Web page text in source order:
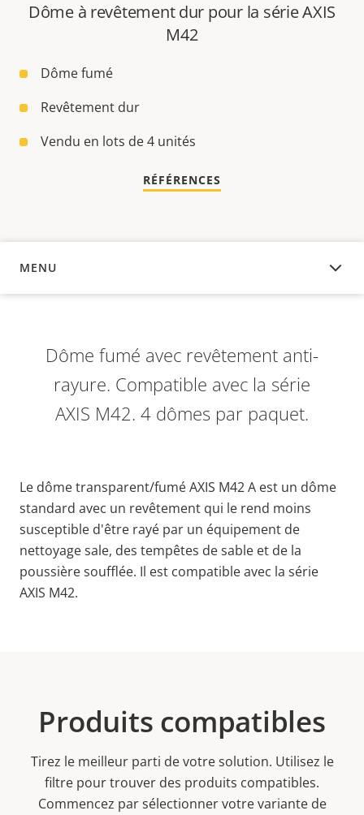
Dôme à revêtement dur pour la série AXIS
M42
Dôme fumé
Revêtement dur
Vendu en lots de 4 unités
RÉFÉRENCES
MENU
APERÇU
Dôme fumé avec revêtement anti-
rayure. Compatible avec la série
AXIS M42. 4 dômes par paquet.
Le dôme transparent/fumé AXIS M42 A est un dôme
standard avec un revêtement qui le rend moins
susceptible d'être rayé par un équipement de
nettoyage sale, des tempêtes de sable et de la
poussière soufflée. Il est compatible avec la série
AXIS M42.
Produits compatibles
Tirez le meilleur parti de votre solution. Utilisez le
filtre pour trouver des produits compatibles.
Commencez par sélectionner votre variante de